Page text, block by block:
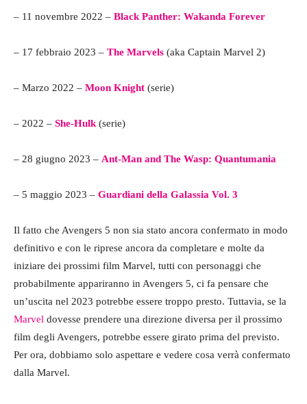
– 11 novembre 2022 – Black Panther: Wakanda Forever
– 17 febbraio 2023 – The Marvels (aka Captain Marvel 2)
– Marzo 2022 – Moon Knight (serie)
– 2022 – She-Hulk (serie)
– 28 giugno 2023 – Ant-Man and The Wasp: Quantumania
– 5 maggio 2023 – Guardiani della Galassia Vol. 3
Il fatto che Avengers 5 non sia stato ancora confermato in modo
definitivo e con le riprese ancora da completare e molte da
iniziare dei prossimi film Marvel, tutti con personaggi che
probabilmente appariranno in Avengers 5, ci fa pensare che
un’uscita nel 2023 potrebbe essere troppo presto. Tuttavia, se la
Marvel dovesse prendere una direzione diversa per il prossimo
film degli Avengers, potrebbe essere girato prima del previsto.
Per ora, dobbiamo solo aspettare e vedere cosa verrà confermato
dalla Marvel.